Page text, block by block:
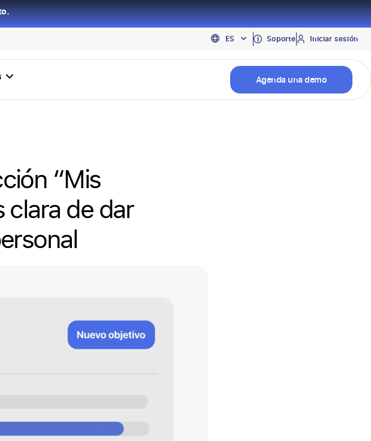
ES
EN
PT
Soporte Iniciar sesión
Agenda una demo
“Mis
clara de dar